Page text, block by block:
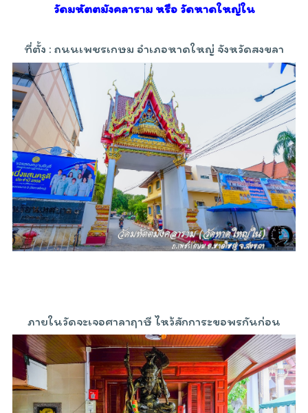
วัดมหัตตมังคลาราม หรือ วัดหาดใหญ่ใน
ที่ตั้ง : ถนนเพชรเกษม อำเภอหาดใหญ่ จังหวัดสงขลา
ภายในวัดจะเจอศาลาฤาษี ไหว้สักการะขอพรกันก่อน